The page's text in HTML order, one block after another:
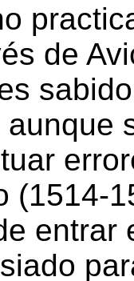
de
(1514-
entrar